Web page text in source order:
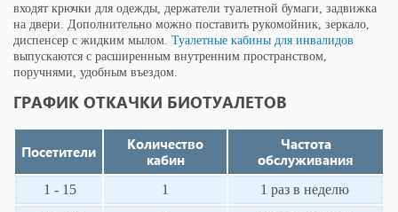
входят крючки для одежды, держатели туалетной бумаги, задвижка
на двери. Дополнительно можно поставить рукомойник, зеркало,
диспенсер с жидким мылом. Туалетные кабины для инвалидов
выпускаются с расширенным внутренним пространством,
поручнями, удобным въездом.
ГРАФИК ОТКАЧКИ БИОТУАЛЕТОВ
Посетители
Количество
кабин
Частота
обслуживания
1 - 15 1
1 раз в неделю